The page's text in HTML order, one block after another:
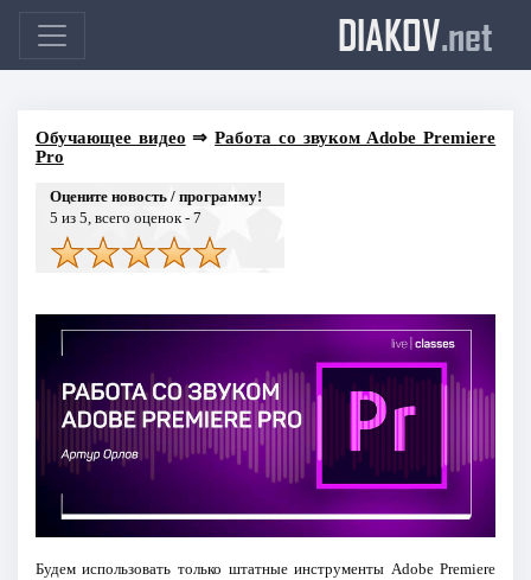
DIAKOV.net
Обучающее видео ⇒Работа со звуком Adobe Premiere
Pro
Оцените новость / программу!
5 из 5, всего оценок - 7
Будем использовать только штатные инструменты Adobe Premiere